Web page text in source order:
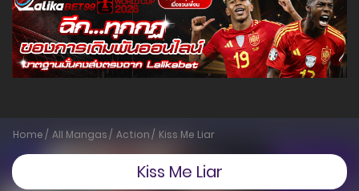
Home All Mangas Action Kiss Me Liar
Kiss Me Liar